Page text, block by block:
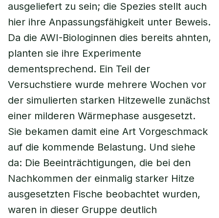
ausgeliefert zu sein; die Spezies stellt auch
hier ihre Anpassungsfähigkeit unter Beweis.
Da die AWI-Biologinnen dies bereits ahnten,
planten sie ihre Experimente
dementsprechend. Ein Teil der
Versuchstiere wurde mehrere Wochen vor
der simulierten starken Hitzewelle zunächst
einer milderen Wärmephase ausgesetzt.
Sie bekamen damit eine Art Vorgeschmack
auf die kommende Belastung. Und siehe
da: Die Beeinträchtigungen, die bei den
Nachkommen der einmalig starker Hitze
ausgesetzten Fische beobachtet wurden,
waren in dieser Gruppe deutlich